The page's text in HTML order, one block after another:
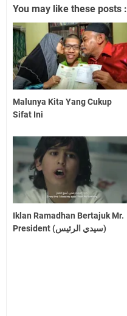
You may like these posts :
Malunya Kita Yang Cukup
Sifat Ini
Iklan Ramadhan Bertajuk Mr.
President (سيدي الرئيس)